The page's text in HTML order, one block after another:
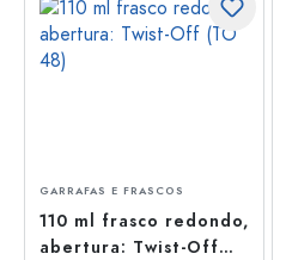
GARRAFAS E FRASCOS
110 ml frasco redondo,
abertura: Twist-Off